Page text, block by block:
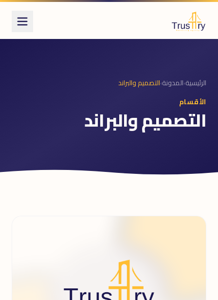
الرئيسية›المدونة›التصميم والبراند
الأقسام
التصميم والبراند